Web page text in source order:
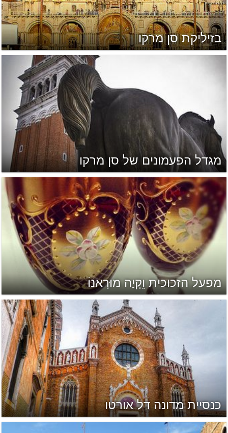
בזיליקת סן מרקו
מגדל הפעמונים של סן מרקו
מפעל הזכוכית וֵקְיַה מוּרָאנוֹ
כנסיית מדונה דל אורטו